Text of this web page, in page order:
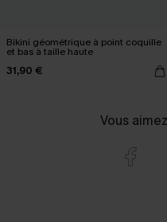
Bikini géométrique à point coquille
et bas à taille haute
31,90 €
Vous